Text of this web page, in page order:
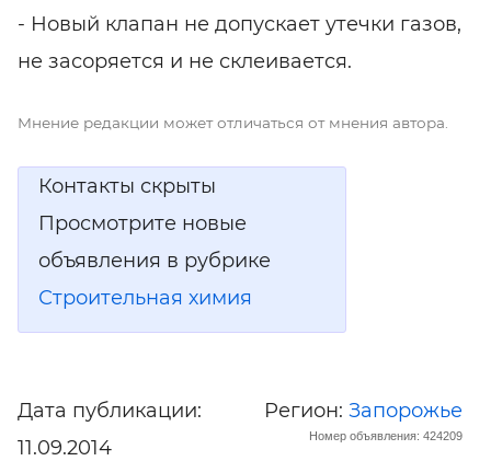
- Новый клапан не допускает утечки газов,
не засоряется и не склеивается.
Мнение редакции может отличаться от мнения автора.
Контакты скрыты
Просмотрите новые
объявления в рубрике
Строительная химия
Дата публикации:
11.09.2014
Регион: Запорожье
Номер объявления: 424209